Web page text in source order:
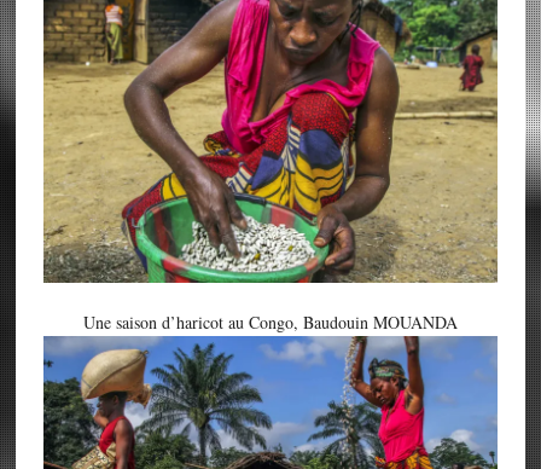
Une saison d’haricot au Congo, Baudouin MOUANDA